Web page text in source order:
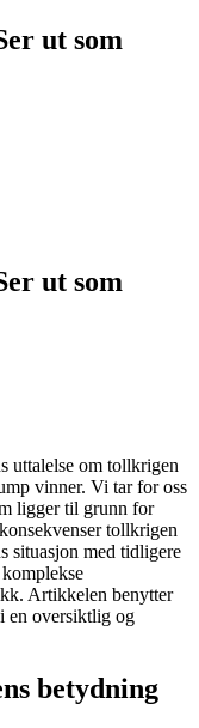
ut som
ut som
uttalelse om tollkrigen
vinner. Vi tar for oss
ligger til grunn for
tollkrigen
situasjon med tidligere
Artikkelen benytter
en oversiktlig og
betydning